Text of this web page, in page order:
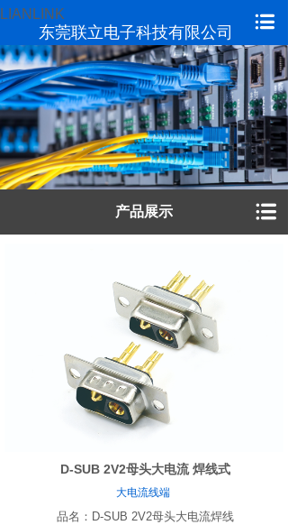
产品展示
D-SUB 2V2母头大电流 焊线式
大电流线端
品名：D-SUB 2V2母头大电流焊线
东莞联立电子科技有限公司
LIANLINK